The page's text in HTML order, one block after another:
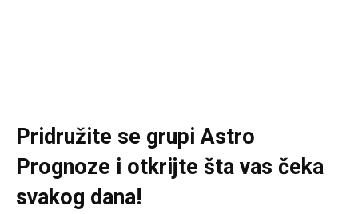
Pridružite se grupiAstro
Prognoze i otkrijte šta vas čeka
svakog dana!